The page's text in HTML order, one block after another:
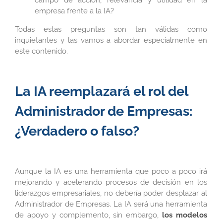
empresa frente a la IA?
Todas estas preguntas son tan válidas como
inquietantes y las vamos a abordar especialmente en
este contenido.
La IA reemplazará el rol del
Administrador de Empresas:
¿Verdadero o falso?
Aunque la IA es una herramienta que poco a poco irá
mejorando y acelerando procesos de decisión en los
liderazgos empresariales, no debería poder desplazar al
Administrador de Empresas. La IA será una herramienta
de apoyo y complemento, sin embargo, los modelos